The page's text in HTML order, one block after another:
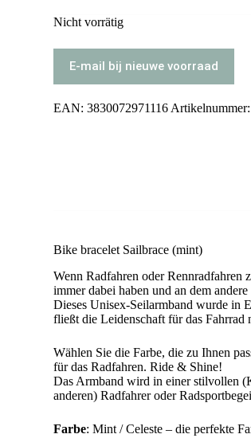
Nicht vorrätig
E-mail bij nieuwe voorraad
EAN:3830072971116
Bike bracelet Sailbrace (mint)
Wenn Radfahren oder Rennradfahren
immer dabei haben und an dem
Dieses Unisex-Seilarmband wurde in
fließt die Leidenschaft für das Fahrrad
Wählen Sie die Farbe, die zu Ihnen
für das Radfahren. Ride & Shine!
Das Armband wird in einer stilvollen
anderen) Radfahrer oder
Farbe: Mint / Celeste – die perfekte